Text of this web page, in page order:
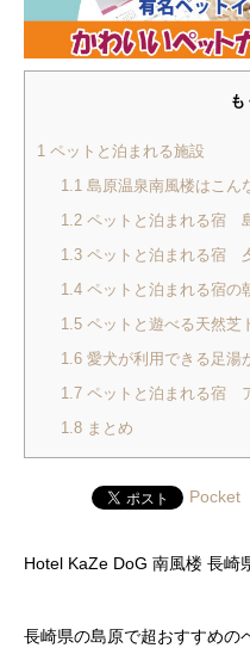
も
1 ペットと泊まれる施設
1.1島原温泉南風楼はこん
1.2ペットと泊まれる宿
1.3ペットと泊まれる宿
1.4ペットと泊まれる宿の
1.5ペットと遊べる天然芝
1.6愛犬が利用できる足湯
1.7ペットと泊まれる宿
1.8まとめ
Pocket
Hotel KaZe DoG 南風楼 長崎
長崎県の島原で超おすすめの